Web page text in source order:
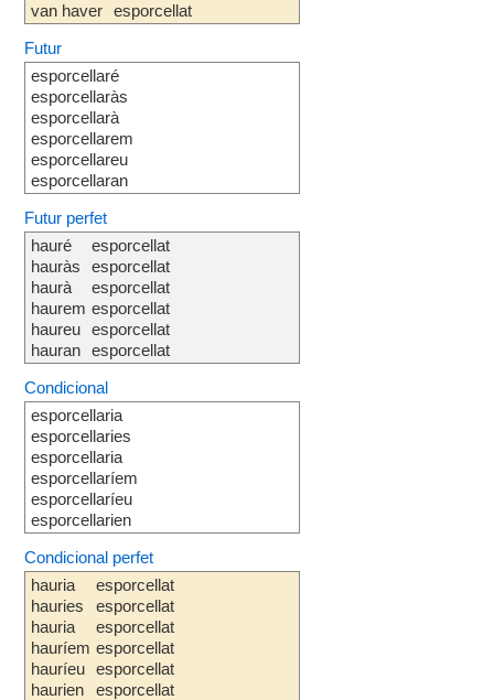
van haver esporcellat
Futur
esporcellaré
esporcellaràs
esporcellarà
esporcellarem
esporcellareu
esporcellaran
Futur perfet
hauré
hauràs
haurà
haurem
haureu
hauran
esporcellat
esporcellat
esporcellat
esporcellat
esporcellat
esporcellat
Condicional
esporcellaria
esporcellaries
esporcellaria
esporcellaríem
esporcellaríeu
esporcellarien
Condicional perfet
hauria
hauries
hauria
hauríem
hauríeu
haurien
esporcellat
esporcellat
esporcellat
esporcellat
esporcellat
esporcellat